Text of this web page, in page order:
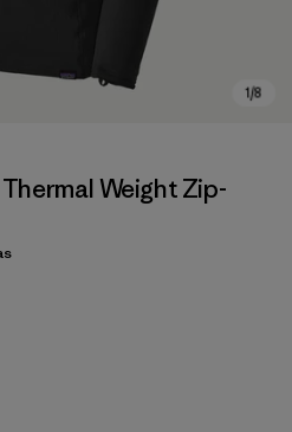
Weight Zip-